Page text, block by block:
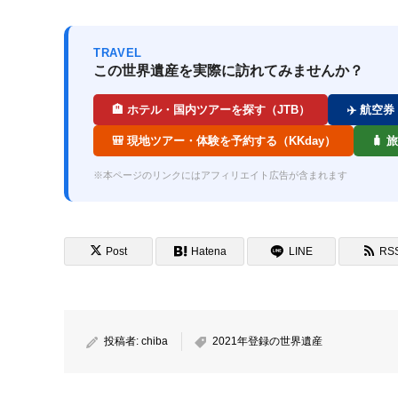
TRAVEL
この世界遺産を実際に訪れてみませんか？
🏨 ホテル・国内ツアーを探す（JTB） ✈️ 航空券
🎒 現地ツアー・体験を予約する（KKday） 🧳
※本ページのリンクにはアフィリエイト広告が含まれます
Post Hatena LINE
投稿者: chiba 2021年登録の世界遺産